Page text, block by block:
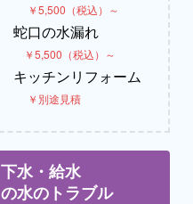
￥5,500（税込）～
蛇口の水漏れ
￥5,500（税込）～
キッチンリフォーム
￥別途見積
下水・給水
の水のトラブル